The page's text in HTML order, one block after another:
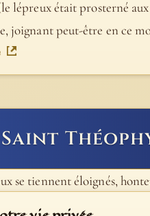
lépreux était prosterné aux
joignant peut-être en ce
Saint
se tiennent éloignés,